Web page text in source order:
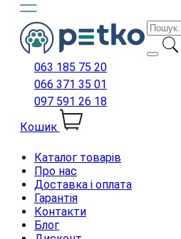
063 185 75 20
066 371 35 01
097 591 26 18
Кошик
Каталог товарів
Про нас
Доставка і оплата
Гарантія
Контакти
Блог